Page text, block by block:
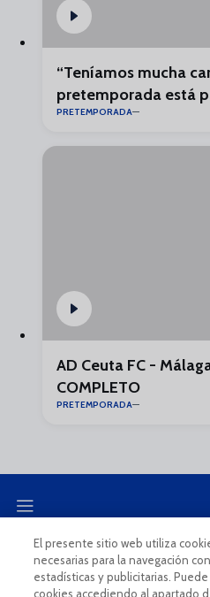
“Teníamos mucha
pretemporada está
PRETEMPORADA
AD Ceuta FC -
COMPLETO
PRETEMPORADA
CANAL ÉTICO
El presente sitio web utiliza
necesarias para la navegación
estadísticas y publicitarias.
cookies accediendo al apartado